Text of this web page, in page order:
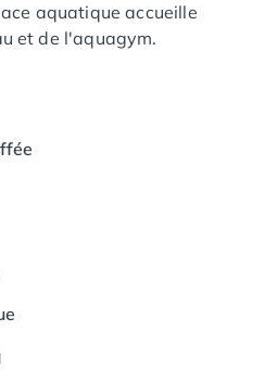
aquatique accueille
et de l'aquagym.